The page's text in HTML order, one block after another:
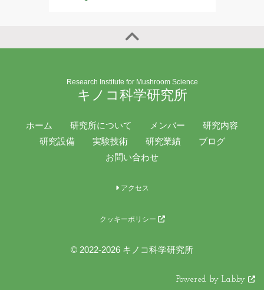
Research Institute for Mushroom Science
キノコ科学研究所
ホーム 研究所について メンバー
研究内容
研究設備
実験技術 研究業績
ブログ
お問い合わせ
アクセス
クッキーポリシー
© 2022-2026 キノコ科学研究所
Powered by Labby